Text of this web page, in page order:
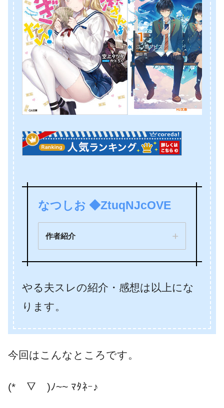
なつしお ◆ZtuqNJcOVE
作者紹介
やる夫スレの紹介・感想は以上にな
ります。
今回はこんなところです。
(*￣▽￣)ﾉ~~ ﾏﾀﾈｰ♪